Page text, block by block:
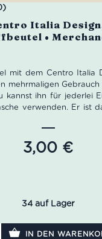
Italia
•
mit dem Centro Italia
mehrmaligen Gebrauch
kannst ihn für jederlei
verwenden. Er ist
3,00 €
34 auf Lager
IN DEN